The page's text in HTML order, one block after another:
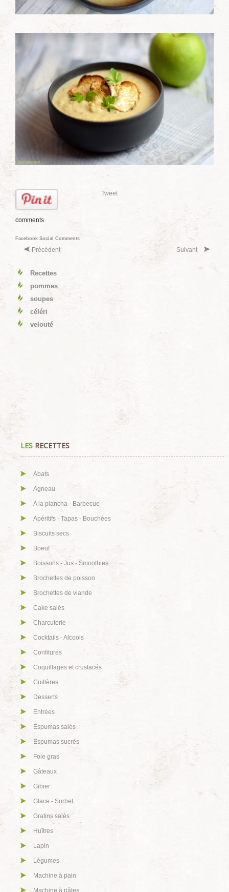
Tweet
comments
Facebook Social Comments
Précédent Suivant
Recettes
pommes
soupes
céléri
velouté
LES RECETTES
Abats
Agneau
A la plancha - Barbecue
Apéritifs - Tapas - Bouchées
Biscuits secs
Boeuf
Boissons - Jus - Smoothies
Brochettes de poisson
Brochettes de viande
Cake salés
Charcuterie
Cocktails - Alcools
Confitures
Coquillages et crustacés
Cuillères
Desserts
Entrées
Espumas salés
Espumas sucrés
Foie gras
Gâteaux
Gibier
Glace - Sorbet
Gratins salés
Huîtres
Lapin
Légumes
Machine à pain